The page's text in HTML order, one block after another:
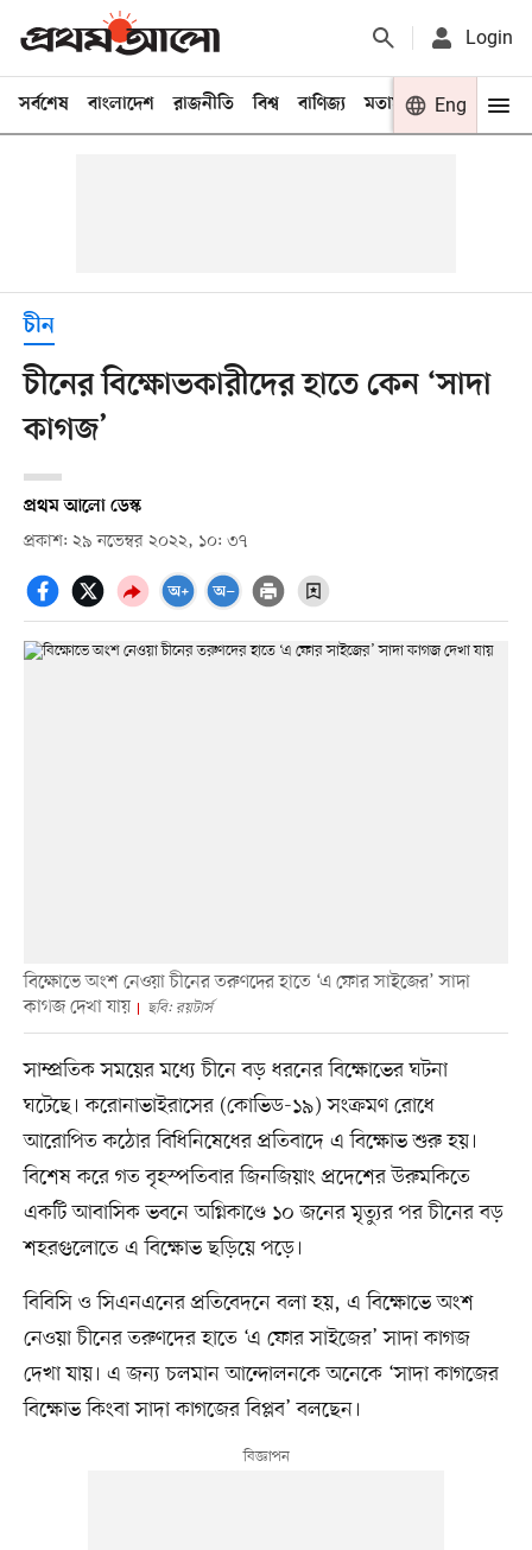
Login
সর্বশেষ বাংলাদেশ রাজনীতি বিশ্ব বাণিজ্য মতামত খেলা
Eng
চীন
চীনের বিক্ষোভকারীদের হাতে কেন ‘সাদা
কাগজ’
প্রথম আলো ডেস্ক
প্রকাশ: ২৯ নভেম্বর ২০২২, ১০: ৩৭
বিক্ষোভে অংশ নেওয়া চীনের তরুণদের হাতে ‘এ ফোর সাইজের’ সাদা
কাগজ দেখা যায়
ছবি: রয়টার্স
সাম্প্রতিক সময়ের মধ্যে চীনে বড় ধরনের বিক্ষোভের ঘটনা
ঘটেছে। করোনাভাইরাসের (কোভিড-১৯) সংক্রমণ রোধে
আরোপিত কঠোর বিধিনিষেধের প্রতিবাদে এ বিক্ষোভ শুরু হয়।
বিশেষ করে গত বৃহস্পতিবার জিনজিয়াং প্রদেশের উরুমকিতে
একটি আবাসিক ভবনে অগ্নিকাণ্ডে ১০ জনের মৃত্যুর পর চীনের বড়
শহরগুলোতে এ বিক্ষোভ ছড়িয়ে পড়ে।
বিবিসি ও সিএনএনের প্রতিবেদনে বলা হয়, এ বিক্ষোভে অংশ
নেওয়া চীনের তরুণদের হাতে ‘এ ফোর সাইজের’ সাদা কাগজ
দেখা যায়। এ জন্য চলমান আন্দোলনকে অনেকে ‘সাদা কাগজের
বিক্ষোভ কিংবা সাদা কাগজের বিপ্লব’ বলছেন।